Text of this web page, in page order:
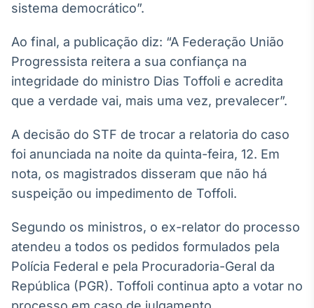
Conteúdos e
dados para
Curadoria
Curadoria de
conteúdos
noticiosos
Soluções de
Tecnologia
Broadcast
Radar
Monitoramento
notícias e
conteúdos
sistema democrático”.
Ao final, a publicação diz: “A Federação União
Progressista reitera a sua confiança na
integridade do ministro Dias Toffoli e acredita
que a verdade vai, mais uma vez, prevalecer”.
A decisão do STF de trocar a relatoria do caso
foi anunciada na noite da quinta-feira, 12. Em
nota, os magistrados disseram que não há
suspeição ou impedimento de Toffoli.
Segundo os ministros, o ex-relator do processo
atendeu a todos os pedidos formulados pela
Polícia Federal e pela Procuradoria-Geral da
República (PGR). Toffoli continua apto a votar no